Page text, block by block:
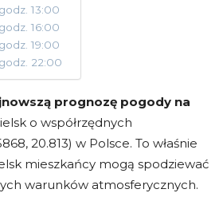
13:00
16:00
19:00
22:00
prognozę pogody na
o współrzędnych
20.813) w Polsce. To właśnie
mieszkańcy mogą spodziewać
warunków atmosferycznych.